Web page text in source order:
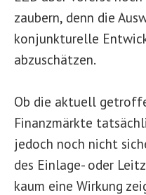
zaubern, denn die
konjunkturelle
abzuschätzen.
Ob die aktuell
Finanzmärkte
jedoch noch nicht
des Einlage- oder
kaum eine Wirkung